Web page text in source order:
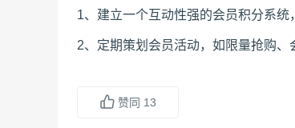
1、建立一个互动性强的会员积分系
2、定期策划会员活动，如限量抢购
赞同 13